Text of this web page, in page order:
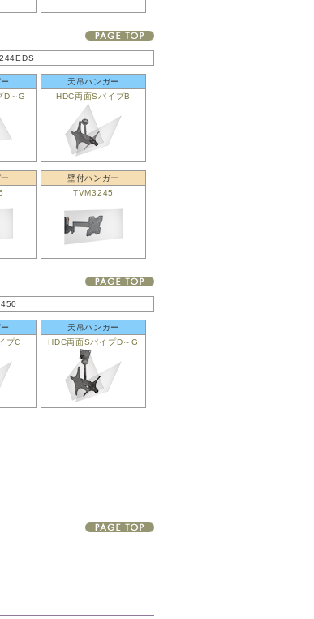
D～G
天吊ハンガー
HDC両面SパイプB
壁付ハンガー
TVM3245
プC
天吊ハンガー
HDC両面SパイプD～G